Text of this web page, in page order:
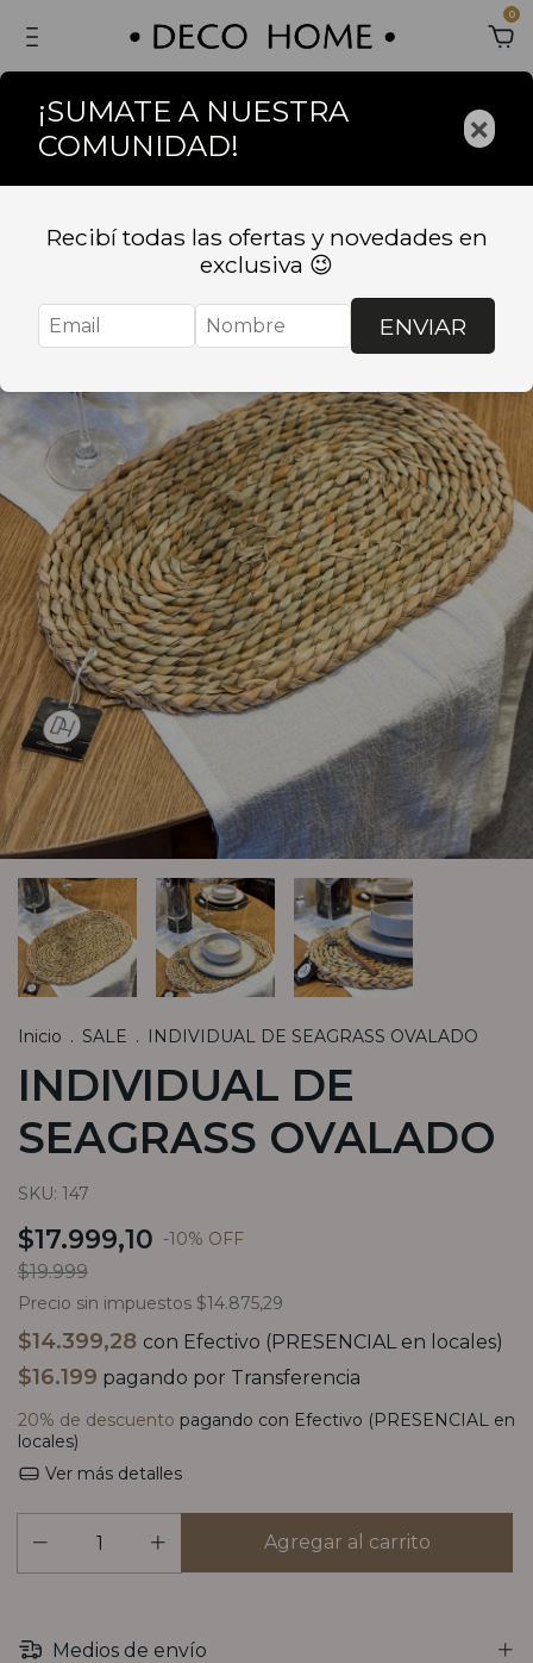
0
Inicio . SALE . INDIVIDUAL DE SEAGRASS OVALADO
INDIVIDUAL DE
SEAGRASS OVALADO
SKU: 147
$17.999,10 -10% OFF
$19.999
Precio sin impuestos $14.875,29
$14.399,28 con Efectivo (PRESENCIAL en locales)
$16.199 pagando por Transferencia
20% de descuento pagando con Efectivo (PRESENCIAL en
locales)
Ver más detalles
Medios de envío
¡SUMATE A NUESTRA
COMUNIDAD!
×
Recibí todas las ofertas y novedades en
exclusiva 😉
ENVIAR